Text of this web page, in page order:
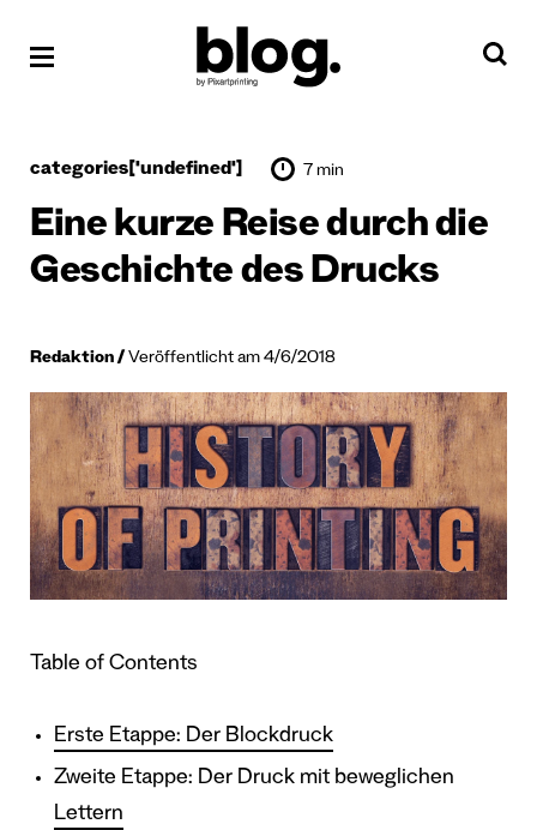
categories['undefined'] 7 min
Eine kurze Reise durch die
Geschichte des Drucks
Redaktion Veröffentlicht am 4/6/2018
Table of Contents
Erste Etappe: Der Blockdruck
Zweite Etappe: Der Druck mit beweglichen
Lettern